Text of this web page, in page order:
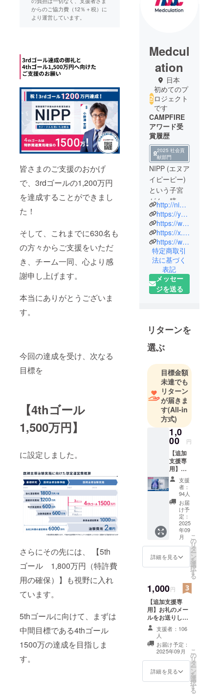
からのご協力費（12％＋税）に
より運営しています。
皆さまのご支援のおかげ
で、3rdゴールの1,200万円
を達成することができまし
た！
そして、これまでに630名も
の方々からご支援をいただ
き、チーム一同、心より感
謝申し上げます。
本当にありがとうございま
す。
今回の達成を受け、次なる
目標を
【4thゴール
1,500万円】
に設定しました。
さらにその先には、 【5th
ゴール 1,800万円（特許費
用の確保）】も視野に入れ
ています。
5thゴールに向けて、まずは
中間目標である4thゴール
1500万の達成を目指しま
す。
Medcul
ation
日本
初めてのプ
ロジェクト
です
CAMPFIRE
アワード受
賞履歴
2025 社会貢
献部門
NIPP (エヌア
イピーピー)
という子宮
がん・膀胱
がん・直腸
がんへの治
療効果が期
待できるカ
テーテル治
療法につい
て発信して
います。
間11万人が
かかり３万
人以上がな
くなると言
われている
患者さんの
生きる希望
につながり
ます。どう
かご支援を
お願いいた
します。
http://nipp.gr.jp/
https://youtu.be/GD2OJZ7X9og?si=rTM9bqsRF6H77hIf
https://www.facebook.com/profile.php?id=61574177399937
https://x.com/nippmedculation
https://www.instagram.com/nipp_medculation/
特定商取引
法に基づく
表記
メッセー
ジを送る
リターンを
選ぶ
目標金額
未達でも
リターン
が届きま
す(All-in
方式)
1,0
00 円
【追加
支援専
用】オ
リジナ
ルクリ
アファ
イル3枚
組をお
送りい
たしま
プロ
ジェク
ト2回目
以降の
限定で
す ※画
像はイ
メージ
です
支援
者：
94人
お届
け予
定：
2025
年09
月
詳細を見る
こ
の
リ
タ
ー
ン
を
選
択
す
る
1,000円
【追加支援専
用】お礼のメー
ルをお送りしま
す ※本プロジェ
クト2回目以降の
ご支援者さま限
定です
支援者：106
人
お届け予定：
2025年09月
詳細を見る
こ
の
リ
タ
ー
ン
を
選
択
す
る